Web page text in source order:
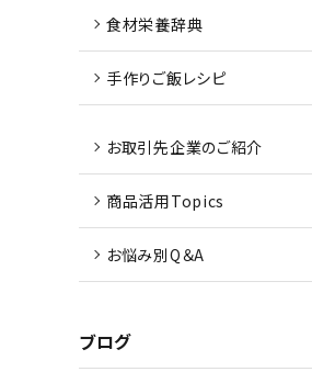
食材栄養辞典
手作りご飯レシピ
お取引先企業のご紹介
商品活用Topics
お悩み別Q＆A
ブログ